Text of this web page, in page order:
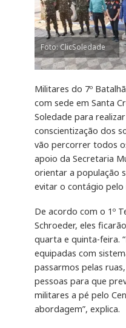
Foto: ClicSoledade
Militares do 7º
com sede em Santa
Soledade para
conscientização dos
vão percorrer todos
apoio da Secretaria
orientar a população
evitar o contágio pelo
De acordo com o 1º
Schroeder, eles
quarta e quinta-feira.
equipadas com
passarmos pelas
pessoas para que
militares a pé pelo
abordagem”, explica.